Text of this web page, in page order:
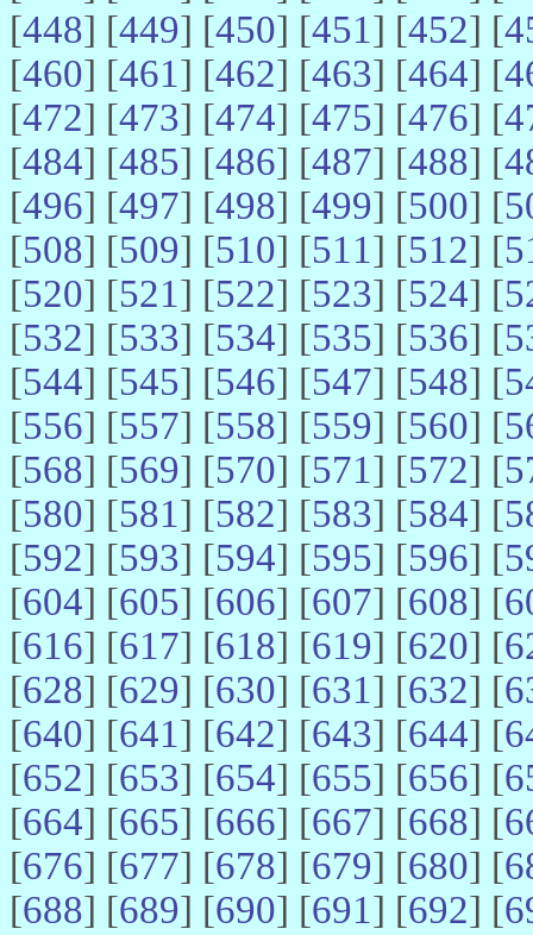
[448] [449] [450] [451] [452] [
[460] [461] [462] [463] [464] [
[472] [473] [474] [475] [476] [
[484] [485] [486] [487] [488] [
[496] [497] [498] [499] [500] [
[508] [509] [510] [511] [512] [
[520] [521] [522] [523] [524] [
[532] [533] [534] [535] [536] [
[544] [545] [546] [547] [548] [
[556] [557] [558] [559] [560] [
[568] [569] [570] [571] [572] [
[580] [581] [582] [583] [584] [
[592] [593] [594] [595] [596] [
[604] [605] [606] [607] [608] [
[616] [617] [618] [619] [620] [
[628] [629] [630] [631] [632] [
[640] [641] [642] [643] [644] [
[652] [653] [654] [655] [656] [
[664] [665] [666] [667] [668] [
[676] [677] [678] [679] [680] [
[688] [689] [690] [691] [692] [